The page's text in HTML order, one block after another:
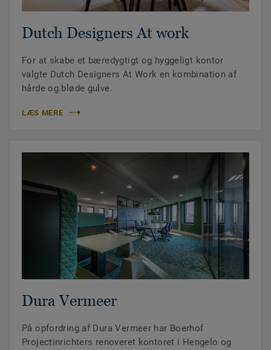
Dutch Designers At work
For at skabe et bæredygtigt og hyggeligt kontor
valgte Dutch Designers At Work en kombination af
hårde og bløde gulve.
LÆS MERE
Dura Vermeer
På opfordring af Dura Vermeer har Boerhof
Projectinrichters renoveret kontoret i Hengelo og